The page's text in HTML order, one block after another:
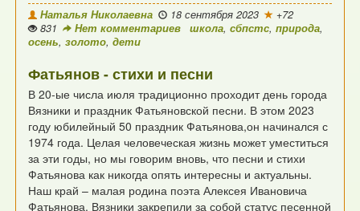
Наталья Николаевна 18 сентября 2023
+72
831
Нет комментариев школа,сбпстс,природа,
осень,золото,дети
Фатьянов - стихи и песни
В 20-ые числа июля традиционно проходитдень города
Вязники и праздник Фатьяновской песни. В этом 2023
году юбилейный 50 праздник Фатьянова,он начинался с
1974 года. Целая человеческая жизнь может уместиться
за эти годы, но мы говорим вновь, что песни и стихи
Фатьянова как никогда опять интересны и актуальны.
Наш край – малая родина поэта Алексея Ивановича
Фатьянова. Вязники закрепили за собой статус песенной